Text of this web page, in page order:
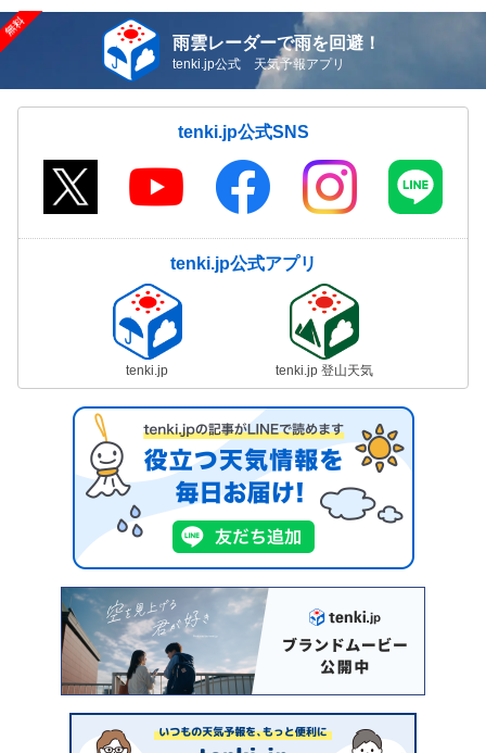
雨雲レーダーで雨を回避！
tenki.jp公式 天気予報アプリ
tenki.jp公式SNS
tenki.jp公式アプリ
tenki.jp tenki.jp 登山天気